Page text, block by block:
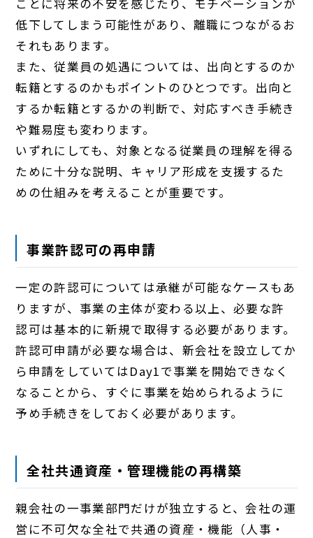
低下してしまう可能性があり、離職につながるお
それもあります。
また、従業員の処遇については、出向とするのか
転籍とするのかもポイントのひとつです。出向と
するか転籍とするかの判断で、対応すべき手続き
や難易度も変わります。
いずれにしても、対象となる従業員の理解を得る
ために十分な説明、キャリア形成を支援するた
めの仕組みを考えることが重要です。
事業許認可の再申請
一定の許認可については承継が可能なケースもあ
りますが、事業の主体が変わる以上、必要な許
認可は基本的に新規で取得する必要があります。
許認可申請が必要な場合は、新会社を設立してか
ら申請をしていてはDay1で事業を開始できなく
なることから、すぐに事業を始められるように
予め手続きをしておく必要があります。
全社共通資産・管理機能の再構築
親会社の一事業部門だけが独立すると、会社の運
営に不可欠な全社で共通の資産・機能（人事・